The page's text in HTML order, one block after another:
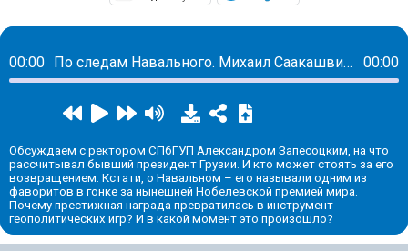
00:00 По следам Навального. Михаил Саакашвили вернулся на Родину, чтобы сесть за решетку 00:00
Обсуждаем с ректором СПбГУП Александром Запесоцким, на что
рассчитывал бывший президент Грузии. И кто может стоять за его
возвращением. Кстати, о Навальном – его называли одним из
фаворитов в гонке за нынешней Нобелевской премией мира.
Почему престижная награда превратилась в инструмент
геополитических игр? И в какой момент это произошло?